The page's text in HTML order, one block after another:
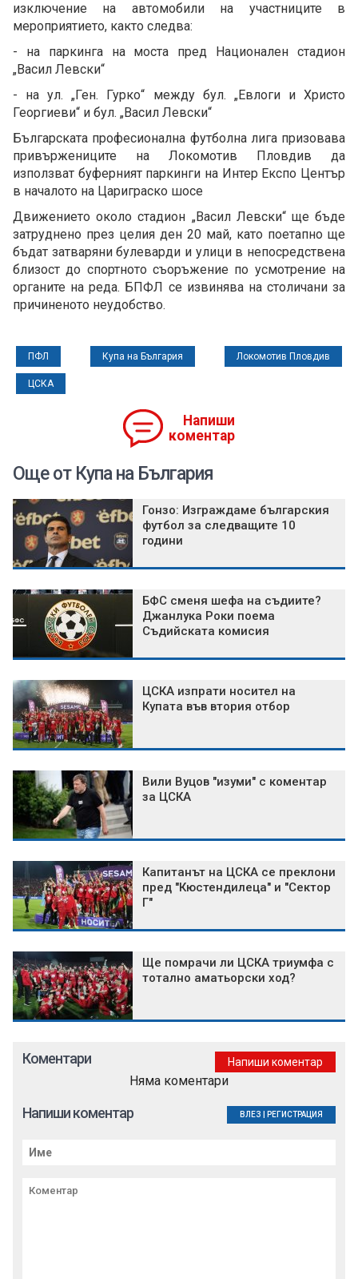
изключение на автомобили на участниците в
мероприятието, както следва:
- на паркинга на моста пред Национален стадион
„Васил Левски“
- на ул. „Ген. Гурко“ между бул. „Евлоги и Христо
Георгиеви“ и бул. „Васил Левски“
Българската професионална футболна лига призовава
привържениците на Локомотив Пловдив да
използват буферният паркинги на Интер Експо Център
в началото на Цариграско шосе
Движението около стадион „Васил Левски“ ще бъде
затруднено през целия ден 20 май, като поетапно ще
бъдат затваряни булеварди и улици в непосредствена
близост до спортното съоръжение по усмотрение на
органите на реда. БПФЛ се извинява на столичани за
причиненото неудобство.
ПФЛ Купа на България Локомотив Пловдив
ЦСКА
Напиши
коментар
Още от Купа на България
Гонзо: Изграждаме българския
футбол за следващите 10
години
БФС сменя шефа на съдиите?
Джанлука Роки поема
Съдийската комисия
ЦСКА изпрати носител на
Купата във втория отбор
Вили Вуцов "изуми" с коментар
за ЦСКА
Капитанът на ЦСКА се преклони
пред "Кюстендилеца" и "Сектор
Г"
Ще помрачи ли ЦСКА триумфа с
тотално аматьорски ход?
Коментари Напиши коментар
Няма коментари
Напиши коментар ВЛЕЗ РЕГИСТРАЦИЯ